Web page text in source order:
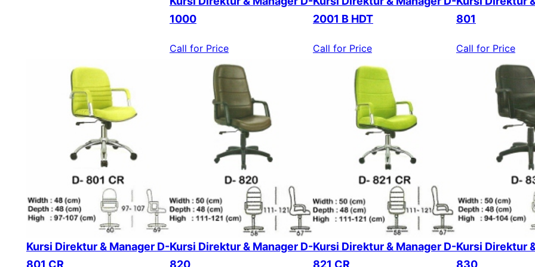
1000
Call for Price
2001 B HDT
Call for Price
801
Call for Price
Kursi Direktur & Manager D-Kursi Direktur & Manager D-Kursi Direktur & Manager D-Kursi Direktur